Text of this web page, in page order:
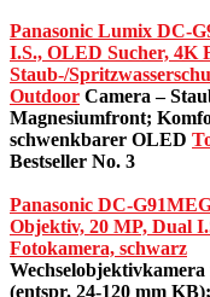
Panasonic Lumix DC-
I.S., OLED Sucher, 4K
Staub-/
Outdoor Camera –
Magnesiumfront;
schwenkbarer OLED
Bestseller No. 3
Panasonic DC-
Objektiv, 20 MP, Dual
Fotokamera, schwarz
(entspr. 24-120 mm